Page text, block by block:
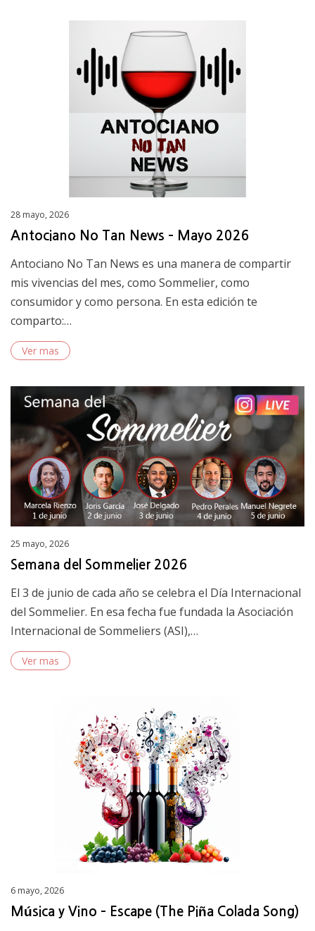
Posted
on
28 mayo, 2026
Antociano No Tan News – Mayo 2026
Antociano No Tan News es una manera de compartir
mis vivencias del mes, como Sommelier, como
consumidor y como persona. En esta edición te
comparto:…
Ver mas
Posted
on
25 mayo, 2026
Semana del Sommelier 2026
El 3 de junio de cada año se celebra el Día Internacional
del Sommelier. En esa fecha fue fundada la Asociación
Internacional de Sommeliers (ASI),…
Ver mas
Posted
on
6 mayo, 2026
Música y Vino – Escape (The Piña Colada Song)